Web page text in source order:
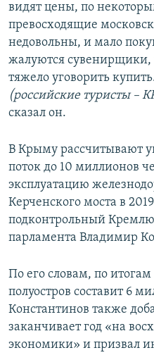
видят цены, по
превосходящие
недовольны, и мало
жалуются сувенирщики,
тяжело уговорить
(российские туристы –
сказал он.
В Крыму рассчитывают
поток до 10 миллионов
эксплуатацию
Керченского моста в
подконтрольный
парламента Владимир
По его словам, по итогам
полуостров составит 6
Константинов также
заканчивает год «на
экономики» и призвал